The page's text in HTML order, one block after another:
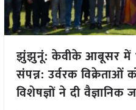
झुंझुनूं: केवीके आबूसर में
संपन्न: उर्वरक विक्रेताओं
विशेषज्ञों ने दी वैज्ञानिक